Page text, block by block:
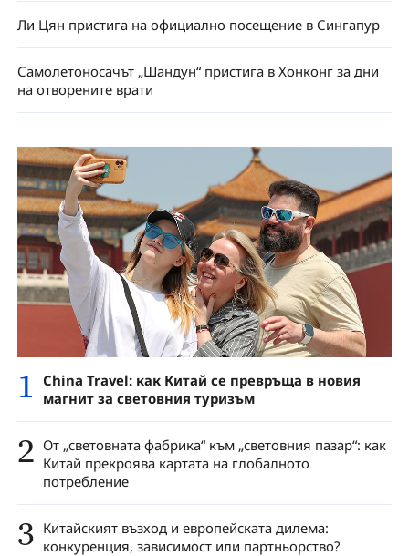
Ли Цян пристига на официално посещение в Сингапур
Самолетоносачът „Шандун“ пристига в Хонконг за дни
на отворените врати
1 China Travel: как Китай се превръща в новия
магнит за световния туризъм
2 От „световната фабрика“ към „световния пазар“: как
Китай прекроява картата на глобалното
потребление
3 Китайският възход и европейската дилема:
конкуренция, зависимост или партньорство?